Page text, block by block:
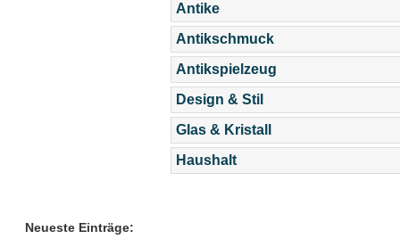
Antike
Antikschmuck
Antikspielzeug
Design & Stil
Glas & Kristall
Haushalt
Neueste Einträge: